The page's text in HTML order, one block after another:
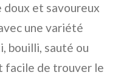
et savoureux
une variété
bouilli, sauté ou
facile de trouver le